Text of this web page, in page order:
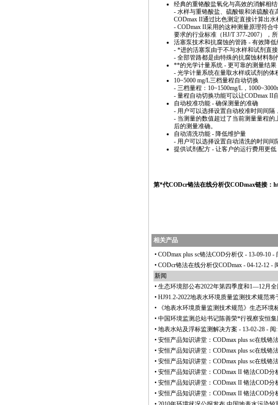
经典的重铬酸盐氧化与高效的消解相
- 水样与重铬酸盐、硫酸银和浓硫酸在
CODmax II通过比色测定直接计算出水
- CODmax II采用的这种测量原理符合
要求的行业标准（HJ/T 377-2007），
活塞泵技术和抗腐蚀的管路 - 有效降
- *进的活塞泵由于不与水样和试剂直
- 全部管路都是由特殊的抗腐蚀材料制
**的光学计量系统 - 更可靠的测量结
- 光学计量系统在量取水样或试剂的体
10~5000 mg/L三档量程自动切换
- 三档量程：10~1500mg/L，
- 量程自动切换功能可以让CODmax II
自动校准功能 - 确保测量的准确
- 用户可以选择设置自动校准时间间隔
- 当测量的数值超过了当前测量量程的
后的测量准确。
自动清洗功能 - 降低维护量
- 用户可以选择设置自动清洗的时间间
提供试剂配方 - 让客户的运行费用更低
第*代CODcr铬法在线分析仪CODmax链接：
相关产品
• CODmax plus sc铬法COD分析仪 - 13-09-10 -
• CODcr铬法在线分析仪CODmax - 04-12-12 -
新闻
• 生态环境部公布2022年第四季度和1—12月
• HJ91.2-2022地表水环境质量监测技术规范将
•
《地表水环境质量监测技术规范》生态环境
• 中国环境监测总站书记陈善荣*行视察安恒
• 地表水站及浮标监测解决方案 - 13-02-28 - 阅
• 安恒产品知识讲堂：CODmax plus sc在线铬
• 安恒产品知识讲堂：CODmax plus sc在线铬
• 安恒产品知识讲堂：CODmax plus sc在线铬
• 安恒产品知识讲堂：CODmax II 铬法COD分
• 安恒产品知识讲堂：CODmax II 铬法COD分
• 安恒产品知识讲堂：CODmax II 铬法COD分